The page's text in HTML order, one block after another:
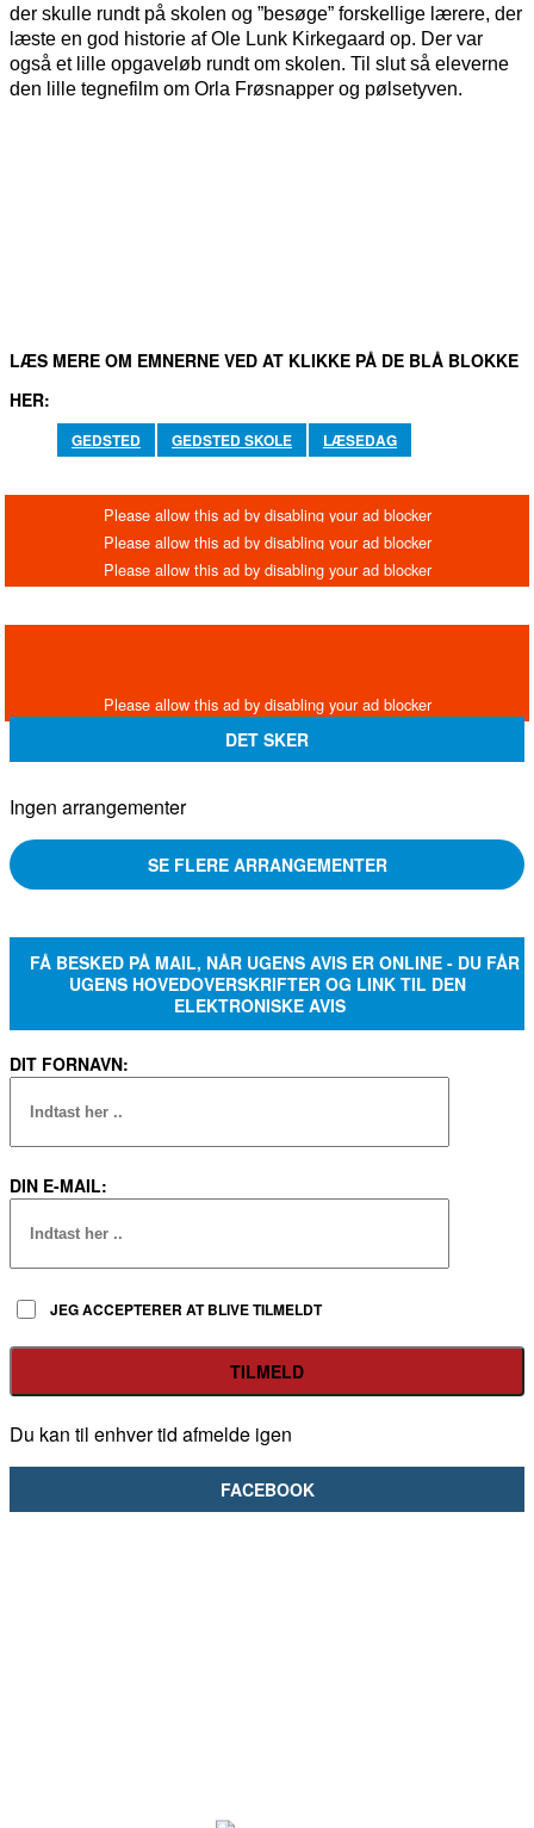
der skulle rundt på skolen og ”besøge” forskellige lærere, der
læste en god historie af Ole Lunk Kirkegaard op. Der var
også et lille opgaveløb rundt om skolen. Til slut så eleverne
den lille tegnefilm om Orla Frøsnapper og pølsetyven.
LÆS MERE OM EMNERNE VED AT KLIKKE PÅ DE BLÅ BLOKKE
HER:
GEDSTED GEDSTED SKOLE LÆSEDAG
DET SKER
Ingen arrangementer
SE FLERE ARRANGEMENTER
FÅ BESKED PÅ MAIL, NÅR UGENS AVIS ER ONLINE - DU FÅR
UGENS HOVEDOVERSKRIFTER OG LINK TIL DEN
ELEKTRONISKE AVIS
DIT FORNAVN:
DIN E-MAIL:
JEG ACCEPTERER AT BLIVE TILMELDT
Du kan til enhver tid afmelde igen
FACEBOOK